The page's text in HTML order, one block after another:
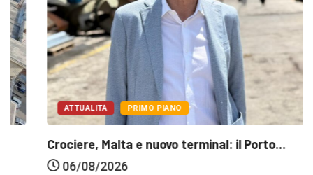
ATTUALITÀ PRIMO PIANO
Crociere, Malta e nuovo terminal: il Porto...
06/08/2026